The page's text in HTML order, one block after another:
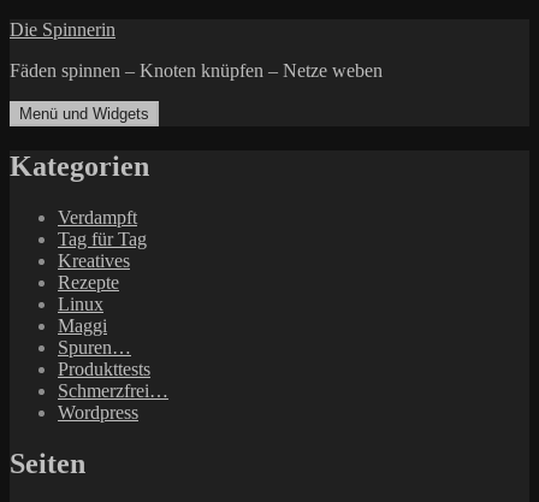
Zum
springen
Die Spinnerin
Fäden spinnen – Knoten knüpfen – Netze weben
Menü und Widgets
Kategorien
Verdampft
Tag für Tag
Kreatives
Rezepte
Linux
Maggi
Spuren…
Produkttests
Schmerzfrei…
Wordpress
Seiten